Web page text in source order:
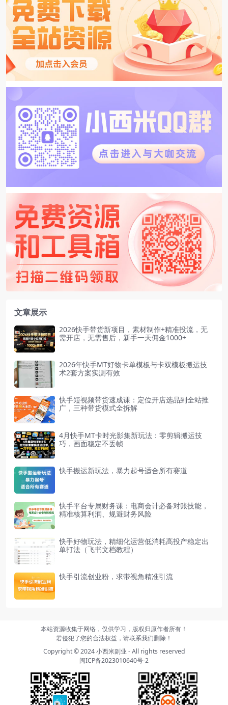
文章展示
2026快手带货新项目，素材制作+精准投流，无
需开店，无需售后，新手一天佣金1000+
2026年快手MT好物卡单模板与卡双模板搬运技
术2套方案实测有效
快手短视频带货速成课：定位开店选品到全站推
广，三种带货模式全拆解
4月快手MT卡时光影集新玩法：零剪辑搬运技
巧，画面稳定不丢帧
快手搬运新玩法，暴力起号适合所有赛道
快手平台专属财务课：电商会计必备对账技能，
精准核算利润、规避财务风险
快手好物玩法，精细化运营低消耗高投产稳定出
单打法（飞书文档教程）
快手引流创业粉，求带视角精准引流
本站资源收集于网络，仅供学习，版权归原作者所有！
若侵犯了您的合法权益，请联系我们删除！
Copyright © 2024小西米副业 - All rights reserved
闽ICP备2023010640号-2